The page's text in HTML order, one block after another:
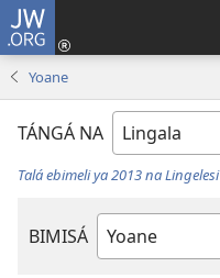
JW.ORG
Yoane
TÁNGÁ NA
Talá ebimeli ya 2013 na Lingelesi
BIMISÁ
Mokanda